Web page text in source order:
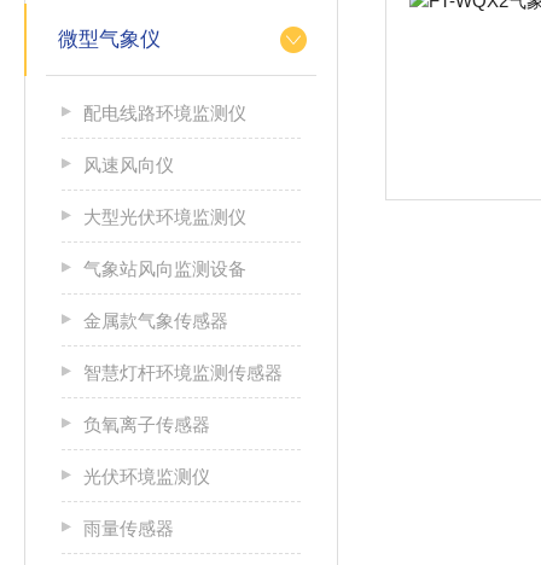
微型气象仪
配电线路环境监测仪
风速风向仪
大型光伏环境监测仪
气象站风向监测设备
金属款气象传感器
智慧灯杆环境监测传感器
负氧离子传感器
光伏环境监测仪
雨量传感器